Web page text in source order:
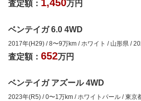
査定額： 1,450万円
ベンテイガ 6.0 4WD
2017年(H29) /8〜9万km / ホワイト / 山形県 /
査定額： 652万円
ベンテイガ アズール 4WD
2023年(R5) /0〜1 万km / ホワイトパール /東京